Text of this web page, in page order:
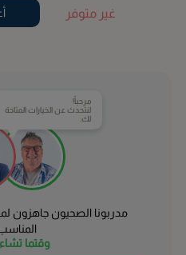
غير متوفر
مرحباً!
لنتحدث عن الخيارات المتاحة
لك.
مدربونا الصحيون جاهزون
وقتما